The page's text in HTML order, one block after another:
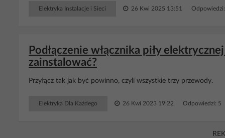
Elektryka Instalacje i Sieci 26 Kwi 2025 13:51
Podłączenie włącznika piły
zainstalować?
Przyłącz tak jak być powinno, czyli wszystkie trzy przewody.
Elektryka Dla Każdego 26 Kwi 2023 19:22 Odpowiedzi: